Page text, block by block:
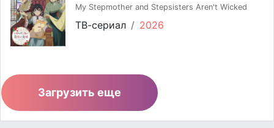
My Stepmother and Stepsisters Aren't Wicked
ТВ-сериал / 2026
Загрузить еще